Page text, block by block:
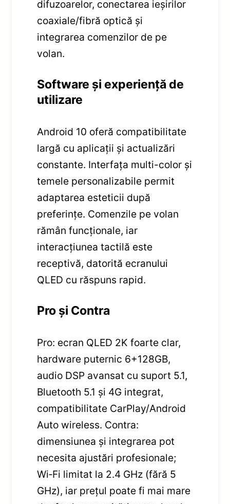
difuzoarelor, conectarea ieșirilor
coaxiale/fibră optică și
integrarea comenzilor de pe
volan.
Software și experiență de
utilizare
Android 10 oferă compatibilitate
largă cu aplicații și actualizări
constante. Interfața multi-color și
temele personalizabile permit
adaptarea esteticii după
preferințe. Comenzile pe volan
rămân funcționale, iar
interacțiunea tactilă este
receptivă, datorită ecranului
QLED cu răspuns rapid.
Pro și Contra
Pro: ecran QLED 2K foarte clar,
hardware puternic 6+128GB,
audio DSP avansat cu suport 5.1,
Bluetooth 5.1 și 4G integrat,
compatibilitate CarPlay/Android
Auto wireless. Contra:
dimensiunea și integrarea pot
necesita ajustări profesionale;
Wi‑Fi limitat la 2.4 GHz (fără 5
GHz), iar prețul poate fi mai mare